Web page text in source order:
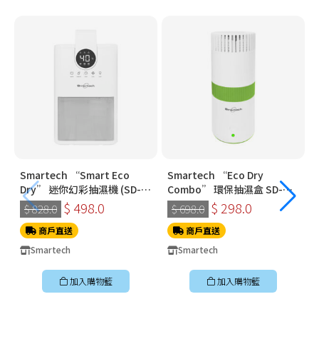
Smartech “Smart Eco
Dry” 迷你幻彩抽濕機 (SD-
1910)
$ 828.0 $ 498.0
商戶直送
Smartech
加入購物籃
Smartech “Eco Dry
Combo” 環保抽濕盒 SD-
3321
$ 698.0 $ 298.0
商戶直送
Smartech
加入購物籃